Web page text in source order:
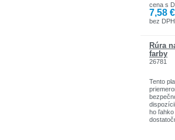
cena s
7,58 €
bez
Rúra
farby
26781
Tento
ho